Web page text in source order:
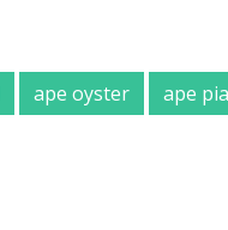
ape oyster ape